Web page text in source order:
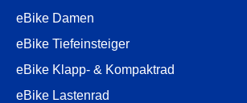
eBike Damen
eBike Tiefeinsteiger
eBike Klapp- & Kompaktrad
eBike Lastenrad